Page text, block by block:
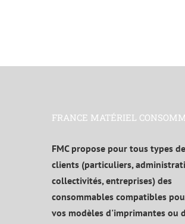
FRANCE MATÉRIEL
FMC propose pour tous types de
clients (particuliers,
collectivités, entreprises) des
consommables compatibles
vos modèles d'imprimantes ou